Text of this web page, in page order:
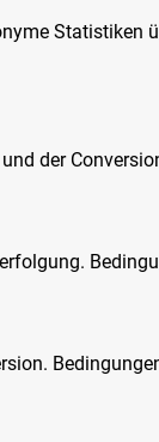
Statistiken
der